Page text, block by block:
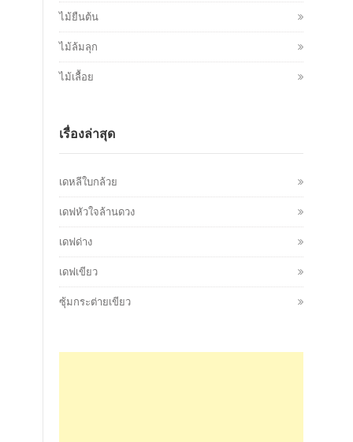
ไม้ยืนต้น
ไม้ล้มลุก
ไม้เลื้อย
เรื่องล่าสุด
เดหลีใบกล้วย
เดฟหัวใจล้านดวง
เดฟด่าง
เดฟเขียว
ซุ้มกระต่ายเขียว